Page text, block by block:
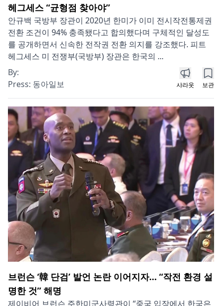
헤그세스 “균형점 찾아야”
안규백 국방부 장관이 2020년 한미가 이미 전시작전통제권
전환 조건이 94% 충족됐다고 합의했다며 구체적인 달성도
를 공개하면서 신속한 전작권 전환 의지를 강조했다. 피트
헤그세스 미 전쟁부(국방부) 장관은 한국의 ...
By:
Press: 동아일보 샤라웃 보관
브런슨 ‘韓 단검’ 발언 논란 이어지자… “작전 환경 설
명한 것” 해명
제이비어 브런슨 주한미군사령관이 “중국 입장에서 한국은